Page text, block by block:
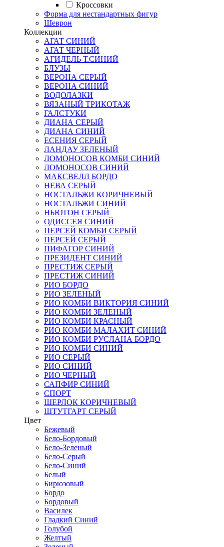
Кроссовки
Форма для нестандартных фигур
Шеврон
Коллекции
АГАТ СИНИЙ
АГАТ ЧЕРНЫЙ
АГИДЕЛЬ Т.СИНИЙ
БЛУЗЫ
ВЕРОНА СЕРЫЙ
ВЕРОНА СИНИЙ
ВОДОЛАЗКИ
ВЯЗАНЫЙ ТРИКОТАЖ
ГАЛСТУКИ
ДИАНА СЕРЫЙ
ДИАНА СИНИЙ
ЕСЕНИЯ СЕРЫЙ
ЛАНДАУ ЗЕЛЕНЫЙ
ЛОМОНОСОВ КОМБИ СИНИЙ
ЛОМОНОСОВ СИНИЙ
МАКСВЕЛЛ БОРДО
НЕВА СЕРЫЙ
НОСТАЛЬЖИ КОРИЧНЕВЫЙ
НОСТАЛЬЖИ СИНИЙ
НЬЮТОН СЕРЫЙ
ОДИССЕЯ СИНИЙ
ПЕРСЕЙ КОМБИ СЕРЫЙ
ПЕРСЕЙ СЕРЫЙ
ПИФАГОР СИНИЙ
ПРЕЗИДЕНТ СИНИЙ
ПРЕСТИЖ СЕРЫЙ
ПРЕСТИЖ СИНИЙ
РИО БОРДО
РИО ЗЕЛЕНЫЙ
РИО КОМБИ ВИКТОРИЯ СИНИЙ
РИО КОМБИ ЗЕЛЕНЫЙ
РИО КОМБИ КРАСНЫЙ
РИО КОМБИ МАЛАХИТ СИНИЙ
РИО КОМБИ РУСЛАНА БОРДО
РИО КОМБИ СИНИЙ
РИО СЕРЫЙ
РИО СИНИЙ
РИО ЧЕРНЫЙ
САПФИР СИНИЙ
СПОРТ
ШЕРЛОК КОРИЧНЕВЫЙ
ШТУТГАРТ СЕРЫЙ
Цвет
Бежевый
Бело-Бордовый
Бело-Зеленый
Бело-Серый
Бело-Синий
Белый
Бирюзовый
Бордо
Бордовый
Василек
Гладкий Синий
Голубой
Желтый